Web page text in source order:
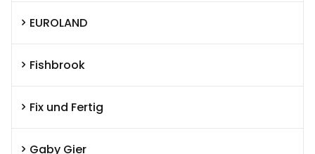
EUROLAND
Fishbrook
Fix und Fertig
Gaby Gier